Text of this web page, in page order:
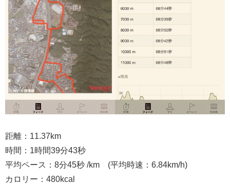
距離：11.37km
時間：1時間39分43秒
平均ペース：8分45秒 /km (平均時速：6.84km/h)
カロリー：480kcal